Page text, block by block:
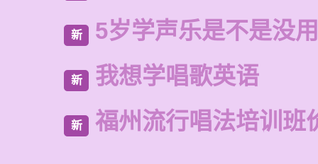
新 5岁学声乐是不是没用
新 我想学唱歌英语
新 福州流行唱法培训班